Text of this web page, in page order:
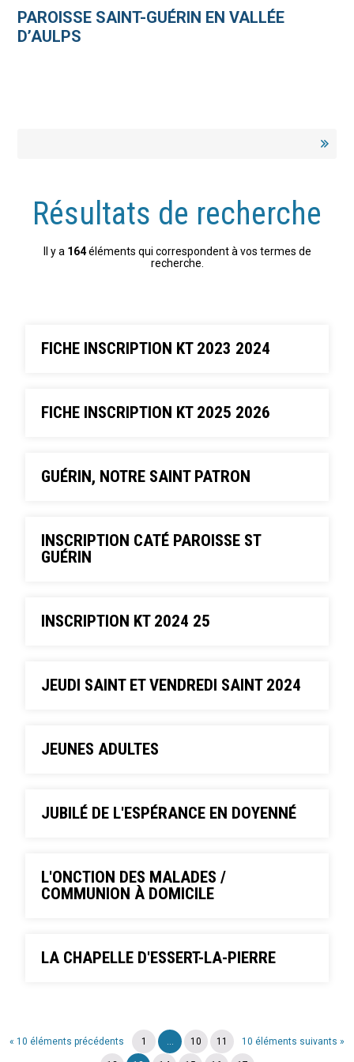
contenu.
personnelsPAROISSE SAINT-GUÉRIN EN VALLÉE
D’AULPS
Résultats de recherche
Il y a 164éléments qui correspondent à vos termes de
recherche.
FICHE INSCRIPTION KT 2023 2024
FICHE INSCRIPTION KT 2025 2026
GUÉRIN, NOTRE SAINT PATRON
INSCRIPTION CATÉ PAROISSE ST
GUÉRIN
INSCRIPTION KT 2024 25
JEUDI SAINT ET VENDREDI SAINT 2024
JEUNES ADULTES
JUBILÉ DE L'ESPÉRANCE EN DOYENNÉ
L'ONCTION DES MALADES /
COMMUNION À DOMICILE
LA CHAPELLE D'ESSERT-LA-PIERRE
« 10 éléments précédents 10 éléments suivants »
1 ... 10 11